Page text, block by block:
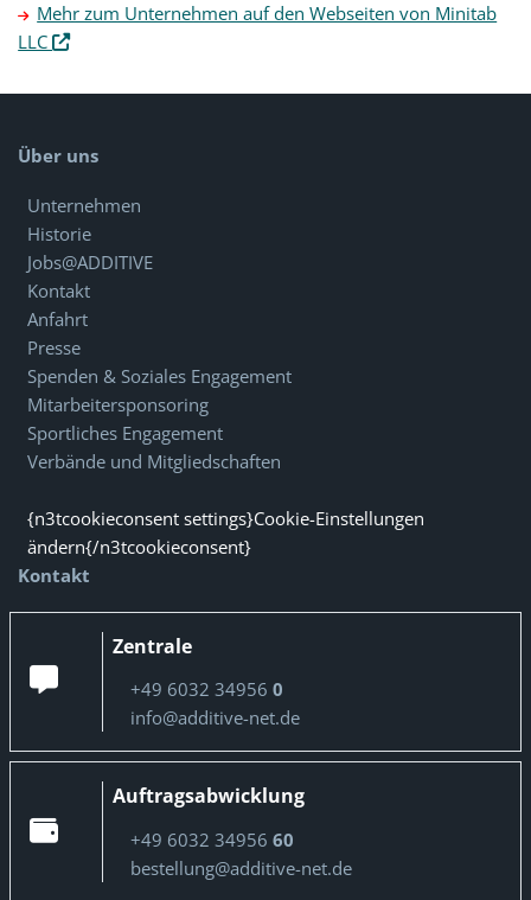
Mehr zum Unternehmen auf den Webseiten von Minitab
LLC
Über uns
Unternehmen
Historie
Jobs@ADDITIVE
Kontakt
Anfahrt
Presse
Spenden & Soziales Engagement
Mitarbeitersponsoring
Sportliches Engagement
Verbände und Mitgliedschaften
{n3tcookieconsent settings}Cookie-Einstellungen
ändern{/n3tcookieconsent}
Kontakt
Zentrale
+49 6032 34956 0
info@additive-net.de
Auftragsabwicklung
+49 6032 34956 60
bestellung@additive-net.de